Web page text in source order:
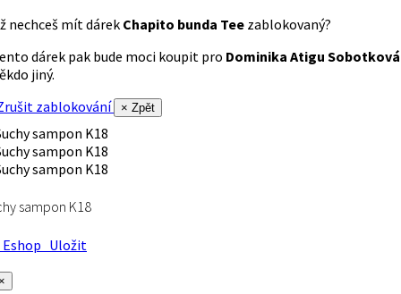
nechceš mít dárek Chapito bunda Tee zablokovaný?
dárek pak bude moci koupit pro Dominika Atigu Sobotková
jiný.
zablokování
× Zpět
sampon K18
Uložit